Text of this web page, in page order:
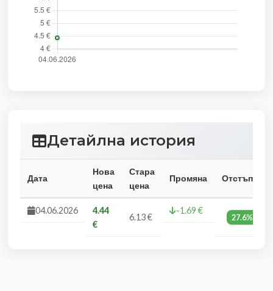
Детайлна история
Дата
Нова
цена
Стара
цена
Промяна Отстъпка
04.06.2026
4.44
€
6.13 €
-1.69 €
27.6%